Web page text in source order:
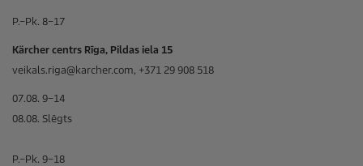
P.–Pk. 8–17
Kärcher centrs Rīga, Pildas iela 15
veikals.riga@karcher.com, +371 29 908 518
07.08. 9–14
08.08. Slēgts
P.–Pk. 9–18